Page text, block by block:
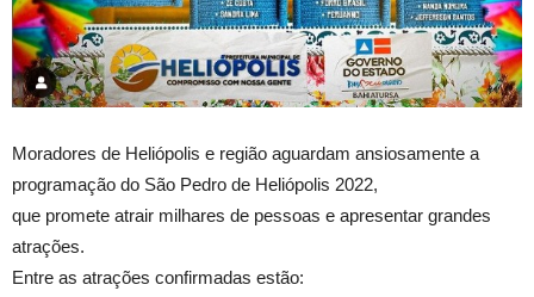
Moradores de Heliópolis e região aguardam ansiosamente a
programação do São Pedro de Heliópolis 2022,
que promete atrair milhares de pessoas e apresentar grandes
atrações.
Entre as atrações confirmadas estão: